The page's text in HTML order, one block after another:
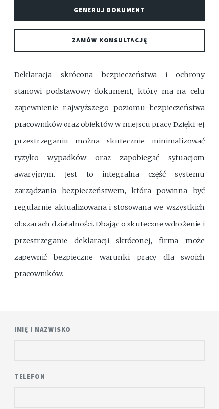
GENERUJ DOKUMENT
ZAMÓW KONSULTACJĘ
Deklaracja skrócona bezpieczeństwa i ochrony
stanowi podstawowy dokument, który ma na celu
zapewnienie najwyższego poziomu bezpieczeństwa
pracowników oraz obiektów w miejscu pracy. Dzięki jej
przestrzeganiu można skutecznie minimalizować
ryzyko wypadków oraz zapobiegać sytuacjom
awaryjnym. Jest to integralna część systemu
zarządzania bezpieczeństwem, która powinna być
regularnie aktualizowana i stosowana we wszystkich
obszarach działalności. Dbając o skuteczne wdrożenie i
przestrzeganie deklaracji skróconej, firma może
zapewnić bezpieczne warunki pracy dla swoich
pracowników.
IMIĘ I NAZWISKO
TELEFON